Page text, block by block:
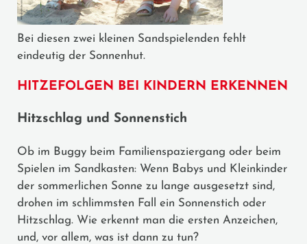
Bei diesen zwei kleinen Sandspielenden fehlt
eindeutig der Sonnenhut.
HITZEFOLGEN BEI KINDERN ERKENNEN
Hitzschlag und Sonnenstich
Ob im Buggy beim Familienspaziergang oder beim
Spielen im Sandkasten: Wenn Babys und Kleinkinder
der sommerlichen Sonne zu lange ausgesetzt sind,
drohen im schlimmsten Fall ein Sonnenstich oder
Hitzschlag. Wie erkennt man die ersten Anzeichen,
und, vor allem, was ist dann zu tun?